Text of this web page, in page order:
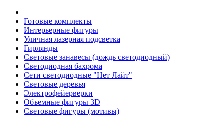
Готовые комплекты
Интерьерные фигуры
Уличная лазерная подсветка
Гирлянды
Световые занавесы (дождь светодиодный)
Светодиодная бахрома
Сети светодиодные "Нет Лайт"
Световые деревья
Электрофейерверки
Объемные фигуры 3D
Световые фигуры (мотивы)